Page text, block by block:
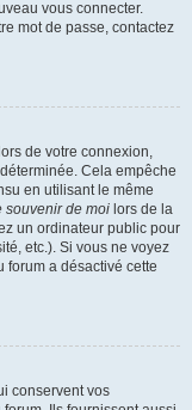
vous connecter.
mot de passe, contactez
lors de votre connexion,
Cela empêche
en utilisant le même
souvenir de moi lors de la
un ordinateur public pour
etc.). Si vous ne voyez
forum a désactivé cette
conservent vos